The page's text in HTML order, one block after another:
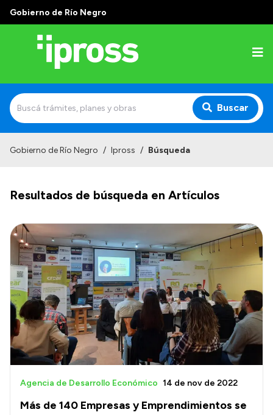
Gobierno de Río Negro
Buscar
¿Qué es IPROSS?
Autoridades
Delegaciones
Consultorios Propios
Presentación CV
Transparencia
Inversión en Salud
Licitaciones
Gobierno de Río Negro / Ipross / Búsqueda
Resultados de búsqueda en Artículos
Más de 140 Empresas y Emprendimientos se
Agencia de Desarrollo Económico 14 de nov de 2022